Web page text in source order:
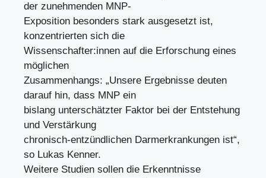
der zunehmenden MNP-
Exposition besonders stark ausgesetzt ist,
konzentrierten sich die
Wissenschafter:innen auf die Erforschung eines
möglichen
Zusammenhangs: „Unsere Ergebnisse deuten
darauf hin, dass MNP ein
bislang unterschätzter Faktor bei der Entstehung
und Verstärkung
chronisch-entzündlichen Darmerkrankungen ist“,
so Lukas Kenner.
Weitere Studien sollen die Erkenntnisse